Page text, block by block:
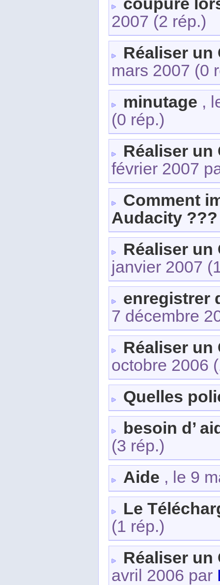
2007 (2 rép.)
Réaliser un
mars 2007 (0
minutage ,
(0 rép.)
Réaliser un
février 2007
Comment
Audacity ???
Réaliser un
janvier 2007
enregistrer
7 décembre
Réaliser un
octobre 2006
Quelles
besoin d’
(3 rép.)
Aide , le 9
Le
(1 rép.)
Réaliser un
avril 2006 par